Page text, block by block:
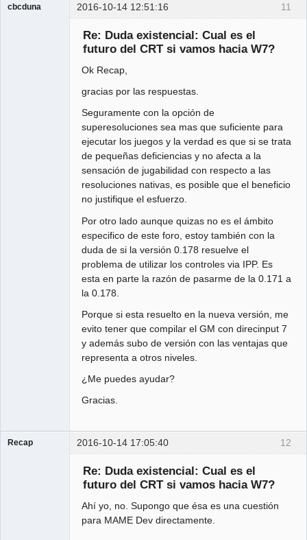
11
cbcduna 2016-10-14 12:51:16
Re: Duda existencial: Cual es el
futuro del CRT si vamos hacia W7?
Ok Recap,
gracias por las respuestas.
Seguramente con la opción de
superesoluciones sea mas que suficiente para
ejecutar los juegos y la verdad es que si se trata
de pequeñas deficiencias y no afecta a la
sensación de jugabilidad con respecto a las
resoluciones nativas, es posible que el beneficio
no justifique el esfuerzo.
Por otro lado aunque quizas no es el ámbito
especifico de este foro, estoy también con la
duda de si la versión 0.178 resuelve el
problema de utilizar los controles via IPP. Es
esta en parte la razón de pasarme de la 0.171 a
la 0.178.
Porque si esta resuelto en la nueva versión, me
evito tener que compilar el GM con direcinput 7
y además subo de versión con las ventajas que
representa a otros niveles.
¿Me puedes ayudar?
Gracias.
12
Recap 2016-10-14 17:05:40
Re: Duda existencial: Cual es el
futuro del CRT si vamos hacia W7?
Ahí yo, no. Supongo que ésa es una cuestión
para MAME Dev directamente.